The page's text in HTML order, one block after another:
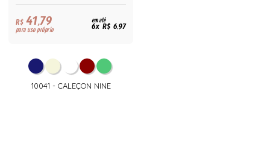
R$41,79
para uso próprio
em até
6x R$ 6,97
10041 - CALEÇON NINE